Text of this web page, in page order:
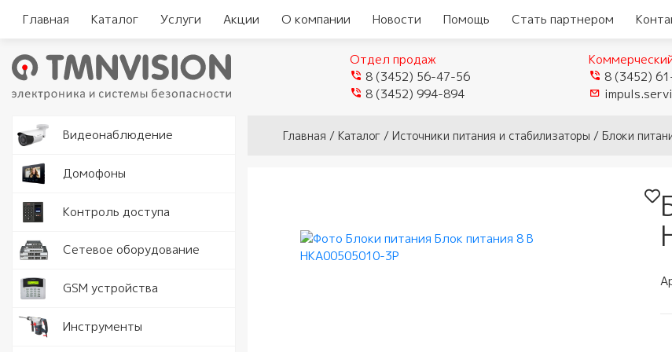
Главная Каталог Услуги Акции О компании Новости Помощь Стать партнером
Отдел продаж
8 (3452) 56-47-56
8 (3452) 994-894
8 (3452)
Видеонаблюдение Видеокамеры Видеокамеры TVI/CVI/
Муляжи камер
Программное обеспечение
Домофоны
Комплекты
видеодомофонов
Контроль доступа
Замки и защелки
Сетевое оборудование Серверы
GSM устройства
Инструменты
Вы здесь
Главная / Каталог / Источники питания и стабилизаторы / Блоки